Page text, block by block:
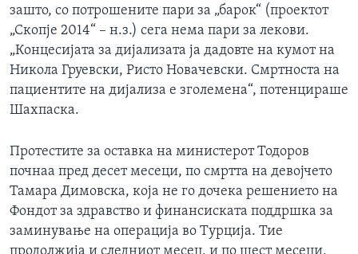
зашто, со потрошените пари за „барок“ (проектот
„Скопје 2014“ – н.з.) сега нема пари за лекови.
„Концесијата за дијализата ја дадовте на кумот на
Никола Груевски, Ристо Новачевски. Смртноста на
пациентите на дијализа е зголемена“, потенцираше
Шахпаска.
Протестите за оставка на министерот Тодоров
почнаа пред десет месеци, по смртта на девојчето
Тамара Димовска, која не го дочека решението на
Фондот за здравство и финансиската поддршка за
заминување на операција во Турција. Тие